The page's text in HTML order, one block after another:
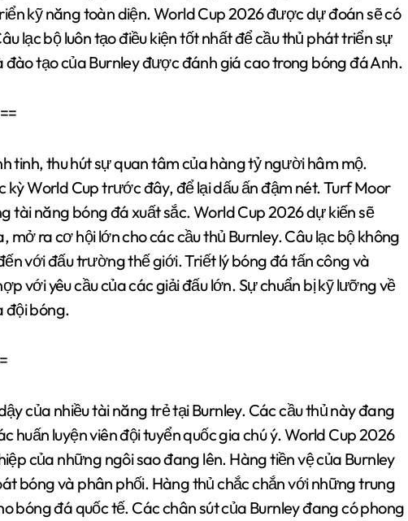
kỹ năng toàn diện. World Cup 2026 được dự đoán sẽ có
lạc bộ luôn tạo điều kiện tốt nhất để cầu thủ phát triển sự
tạo của Burnley được đánh giá cao trong bóng đá Anh.
tinh, thu hút sự quan tâm của hàng tỷ người hâm mộ.
kỳ World Cup trước đây, để lại dấu ấn đậm nét. Turf Moor
tài năng bóng đá xuất sắc. World Cup 2026 dự kiến sẽ
ra cơ hội lớn cho các cầu thủ Burnley. Câu lạc bộ không
với đấu trường thế giới. Triết lý bóng đá tấn công và
với yêu cầu của các giải đấu lớn. Sự chuẩn bị kỹ lưỡng về
đội bóng.
của nhiều tài năng trẻ tại Burnley. Các cầu thủ này đang
huấn luyện viên đội tuyển quốc gia chú ý. World Cup 2026
của những ngôi sao đang lên. Hàng tiền vệ của Burnley
bóng và phân phối. Hàng thủ chắc chắn với những trung
bóng đá quốc tế. Các chân sút của Burnley đang có phong